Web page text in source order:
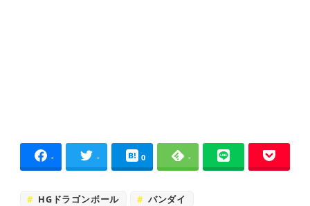
- - 0 -
HGドラゴンボール
バンダイ